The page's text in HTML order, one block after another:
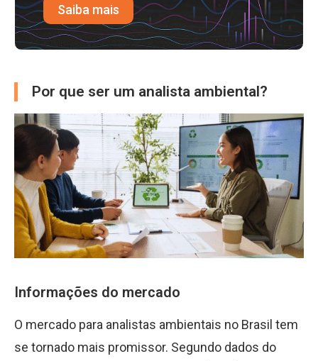
Saiba mais
Por que ser um analista ambiental?
Informações do mercado
O mercado para analistas ambientais no Brasil tem
se tornado mais promissor. Segundo dados do